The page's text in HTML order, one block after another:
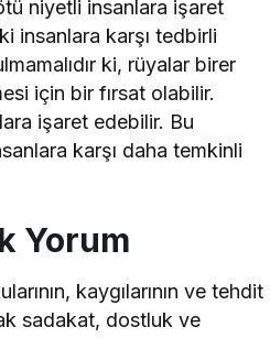
niyetli insanlara işaret
insanlara karşı tedbirli
ki, rüyalar birer
için bir fırsat olabilir.
işaret edebilir. Bu
karşı daha temkinli
Yorum
kaygılarının ve tehdit
sadakat, dostluk ve